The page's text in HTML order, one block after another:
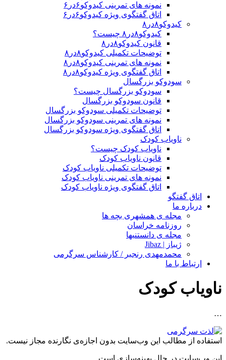
نمونه های تمرینی کیدوکو۶در۶
اتاق گفتگوی ویژه کیدوکو۶در۶
کیدوکو۸در۸
کیدوکو۸در۸ چیست؟
قانون کیدوکو۸در۸
توضیحات تکمیلی کیدوکو۸در۸
نمونه های تمرینی کیدوکو۸در۸
اتاق گفتگوی ویژه کیدوکو۸در۸
سودوکو بزرگسال
سودوکو بزرگسال چیست؟
قانون سودوکو بزرگسال
توضیحات تکمیلی سودوکو بزرگسال
نمونه های تمرینی سودوکو بزرگسال
اتاق گفتگوی ویژه سودوکو بزرگسال
ناویاب کودک
ناویاب کودک چیست؟
قانون ناویاب کودک
توضیحات تکمیلی ناویاب کودک
نمونه های تمرینی ناویاب کودک
اتاق گفتگوی ویژه ناویاب کودک
اتاق گفتگو
درباره ما
مجله ی همشهری بچه ها
روزنامه خراسان
مجله ی دانستنیها
ژیباز | Jibaz
محمدمهدی رنجبر / کارشناس سرگرمی
ارتباط با ما
ناویاب کودک
…
استفاده از مطالب این وب‌سایت بدون اجازه‌ی نگارنده مجاز نیست.
این وب‌سایت در حال بهینه‌سازی است.